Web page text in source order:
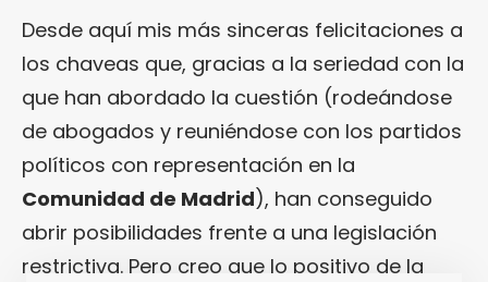
Desde aquí mis más sinceras felicitaciones a
los chaveas que, gracias a la seriedad con la
que han abordado la cuestión (rodeándose
de abogados y reuniéndose con los partidos
políticos con representación en la
Comunidad de Madrid), han conseguido
abrir posibilidades frente a una legislación
restrictiva. Pero creo que lo positivo de la